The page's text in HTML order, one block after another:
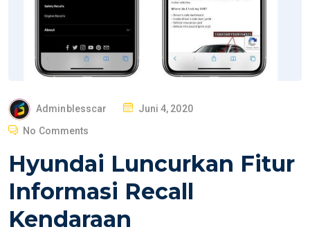
Adminblesscar
T
D
Juni 4, 2020
No Comments
Hyundai Luncurkan Fitur
Informasi Recall
Kendaraan